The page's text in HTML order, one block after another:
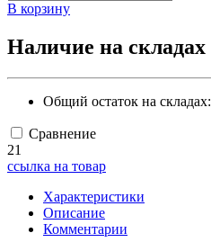
В корзину
Наличие на складах
Общий остаток на складах:
Сравнение
21
ссылка на товар
Характеристики
Описание
Комментарии